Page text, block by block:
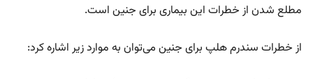
مطلع شدن از خطرات این بیماری برای جنین است.
از خطرات سندرم هلپ برای جنین می‌توان به موارد زیر اشاره کرد: